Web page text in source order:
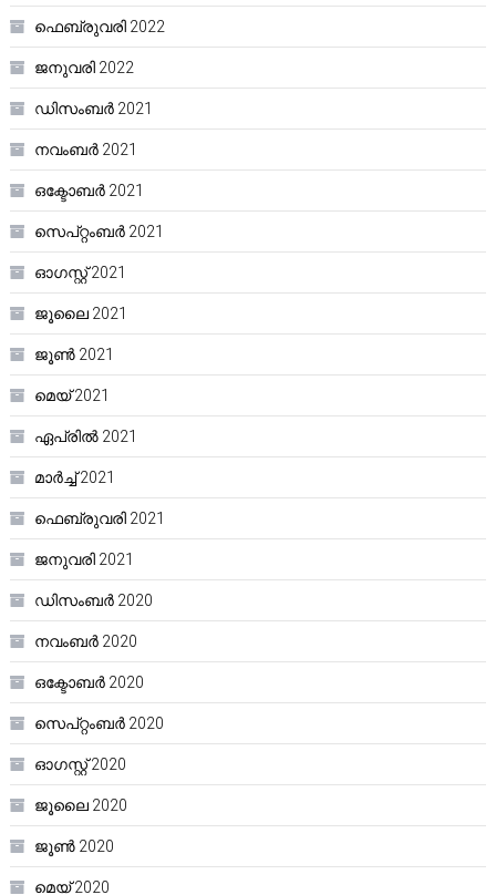
ഫെബ്രുവരി 2022
ജനുവരി 2022
ഡിസംബർ 2021
നവംബർ 2021
ഒക്ടോബർ 2021
സെപ്റ്റംബർ 2021
ഓഗസ്റ്റ്‌ 2021
ജൂലൈ 2021
ജൂൺ 2021
മെയ്‌ 2021
ഏപ്രിൽ 2021
മാർച്ച്‌ 2021
ഫെബ്രുവരി 2021
ജനുവരി 2021
ഡിസംബർ 2020
നവംബർ 2020
ഒക്ടോബർ 2020
സെപ്റ്റംബർ 2020
ഓഗസ്റ്റ്‌ 2020
ജൂലൈ 2020
ജൂൺ 2020
മെയ്‌ 2020